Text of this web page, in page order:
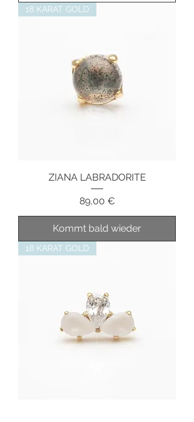
18 KARAT GOLD
ZIANA LABRADORITE
Preis
89,00 €
Kommt bald wieder
18 KARAT GOLD